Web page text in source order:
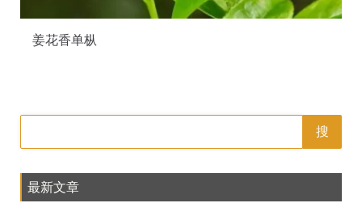
姜花香单枞
搜
最新文章